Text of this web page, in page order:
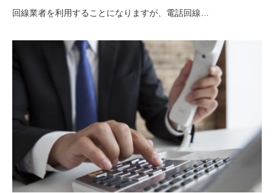
回線業者を利用することになりますが、電話回線…